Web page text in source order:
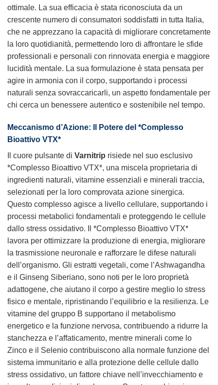
ottimale. La sua efficacia è stata riconosciuta da un
crescente numero di consumatori soddisfatti in tutta Italia,
che ne apprezzano la capacità di migliorare concretamente
la loro quotidianità, permettendo loro di affrontare le sfide
professionali e personali con rinnovata energia e maggiore
lucidità mentale. La sua formulazione è stata pensata per
agire in armonia con il corpo, supportando i processi
naturali senza sovraccaricarli, un aspetto fondamentale per
chi cerca un benessere autentico e sostenibile nel tempo.
Meccanismo d’Azione: Il Potere del *Complesso
Bioattivo VTX*
Il cuore pulsante di Varnitrip risiede nel suo esclusivo
*Complesso Bioattivo VTX*, una miscela proprietaria di
ingredienti naturali, vitamine essenziali e minerali traccia,
selezionati per la loro comprovata azione sinergica.
Questo complesso agisce a livello cellulare, supportando i
processi metabolici fondamentali e proteggendo le cellule
dallo stress ossidativo. Il *Complesso Bioattivo VTX*
lavora per ottimizzare la produzione di energia, migliorare
la trasmissione neuronale e rafforzare le difese naturali
dell’organismo. Gli estratti vegetali, come l’Ashwagandha
e il Ginseng Siberiano, sono noti per le loro proprietà
adattogene, che aiutano il corpo a gestire meglio lo stress
fisico e mentale, ripristinando l’equilibrio e la resilienza. Le
vitamine del gruppo B supportano il metabolismo
energetico e la funzione nervosa, contribuendo a ridurre la
stanchezza e l’affaticamento, mentre minerali come lo
Zinco e il Selenio contribuiscono alla normale funzione del
sistema immunitario e alla protezione delle cellule dallo
stress ossidativo, un fattore chiave nell’invecchiamento e